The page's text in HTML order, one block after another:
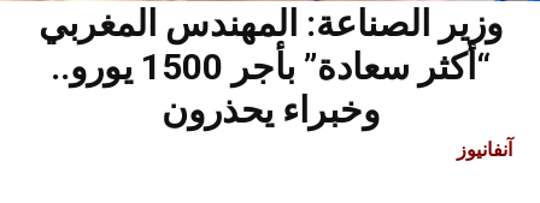
وزير الصناعة: المهندس المغربي
“أكثر سعادة” بأجر 1500 يورو..
وخبراء يحذرون
آنفانيوز